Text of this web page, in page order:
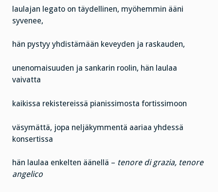
laulajan legato on täydellinen, myöhemmin ääni
syvenee,
hän pystyy yhdistämään keveyden ja raskauden,
unenomaisuuden ja sankarin roolin, hän laulaa
vaivatta
kaikissa rekistereissä pianissimosta fortissimoon
väsymättä, jopa neljäkymmentä aariaa yhdessä
konsertissa
hän laulaa enkelten äänellä – tenore di grazia, tenore
angelico